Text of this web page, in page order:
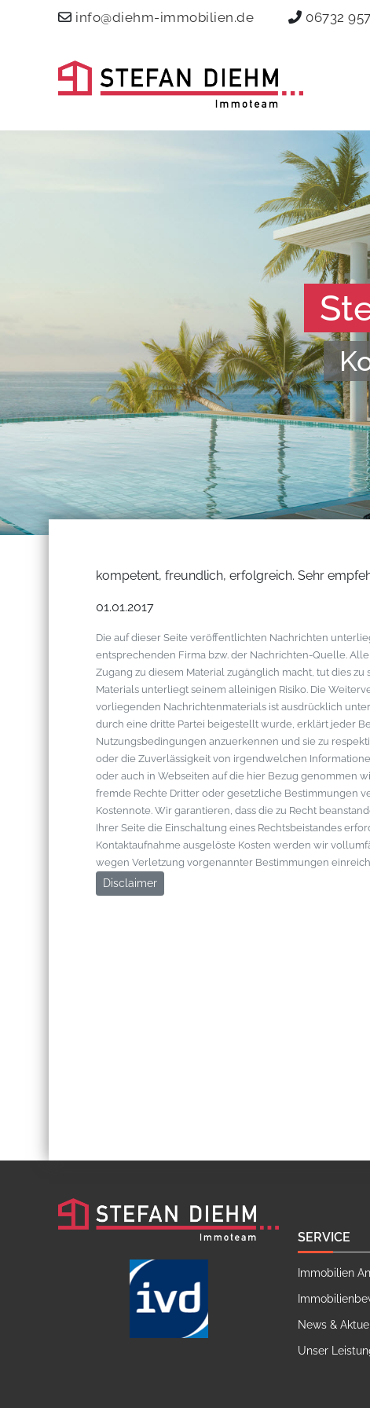
info@diehm-immobilien.de 06732
kompetent, freundlich, erfolgreich. Sehr
01.01.2017
Die auf dieser Seite veröffentlichten Nachrichten
entsprechenden Firma bzw. der Nachrichten-Quelle.
Zugang zu diesem Material zugänglich macht, tut dies
Materials unterliegt seinem alleinigen Risiko. Die
vorliegenden Nachrichtenmaterials ist ausdrücklich
durch eine dritte Partei beigestellt wurde, erklärt jeder
Nutzungsbedingungen anzuerkennen und sie zu
oder die Zuverlässigkeit von irgendwelchen
oder auch in Webseiten auf die hier Bezug genommen
fremde Rechte Dritter oder gesetzliche Bestimmungen
Kostennote. Wir garantieren, dass die zu Recht
Ihrer Seite die Einschaltung eines Rechtsbeistandes
Kontaktaufnahme ausgelöste Kosten werden wir
wegen Verletzung vorgenannter Bestimmungen
Disclaimer
SERVICE
Immobilien
News &
Unser